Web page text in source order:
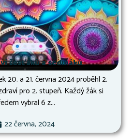
šesťáků a sedmáků
20. a 21. června 2024 proběhl 2.
pro 2. stupeň. Každý žák si
vybral 6 z...
22 června, 2024